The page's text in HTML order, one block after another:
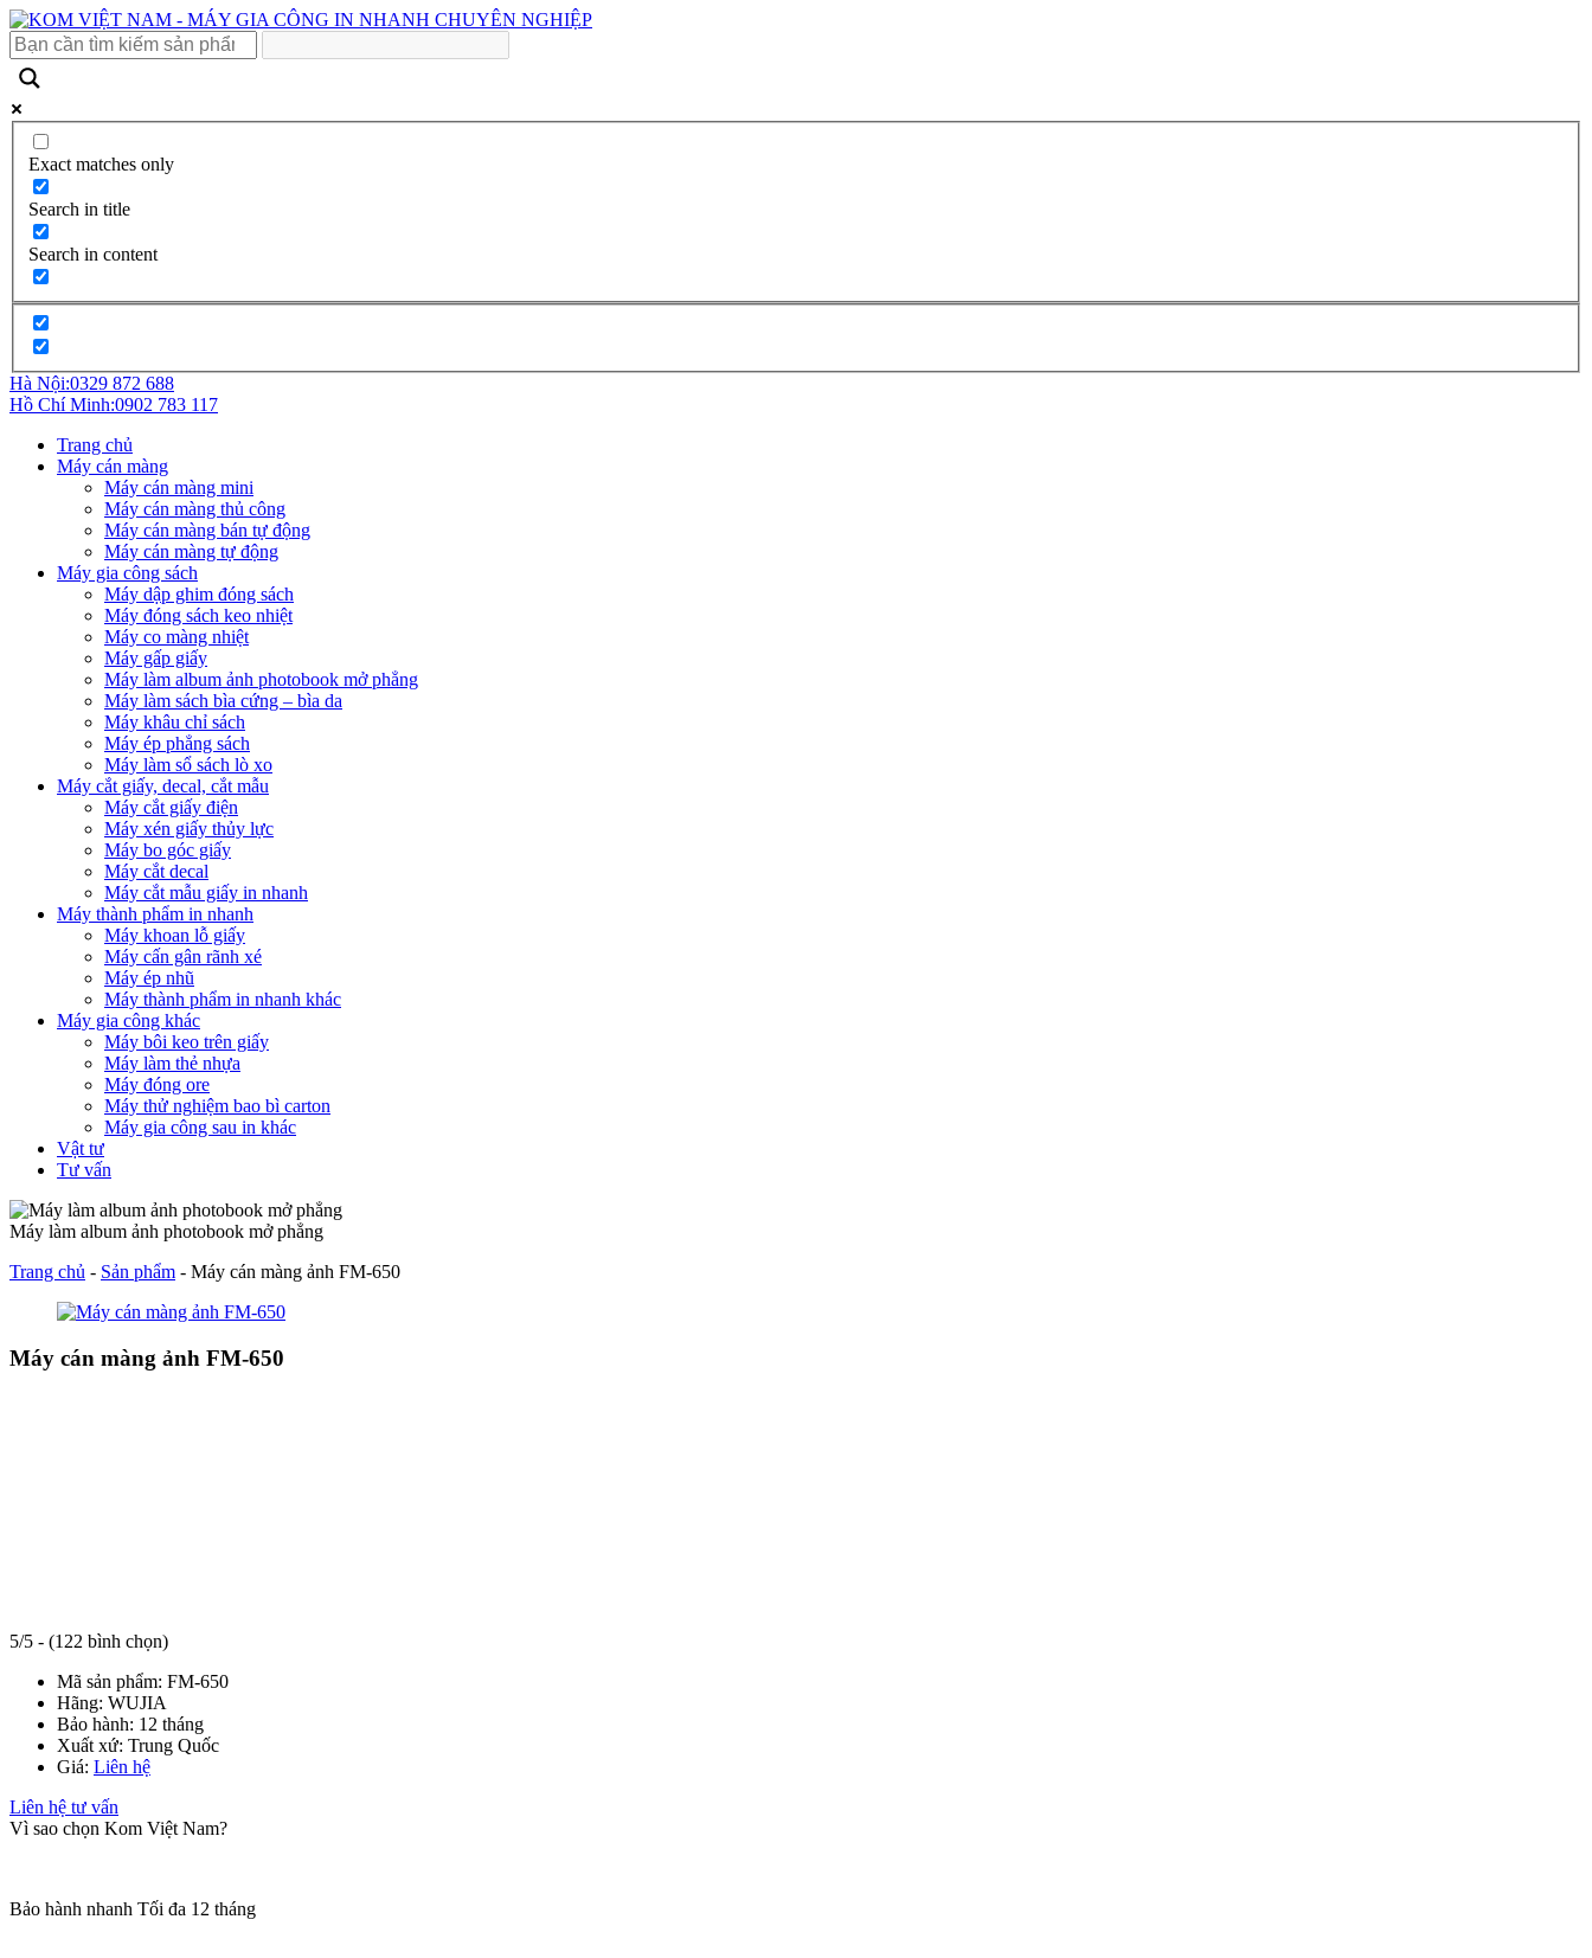
Exact matches only
Search in title
Search in content
Hà Nội:0329 872 688
Hồ Chí Minh:0902 783 117
Trang chủ
Máy cán màng
Máy cán màng mini
Máy cán màng thủ công
Máy cán màng bán tự động
Máy cán màng tự động
Máy gia công sách
Máy dập ghim đóng sách
Máy đóng sách keo nhiệt
Máy co màng nhiệt
Máy gấp giấy
Máy làm album ảnh photobook mở phẳng
Máy làm sách bìa cứng – bìa da
Máy khâu chỉ sách
Máy ép phẳng sách
Máy làm sổ sách lò xo
Máy cắt giấy, decal, cắt mẫu
Máy cắt giấy điện
Máy xén giấy thủy lực
Máy bo góc giấy
Máy cắt decal
Máy cắt mẫu giấy in nhanh
Máy thành phẩm in nhanh
Máy khoan lỗ giấy
Máy cấn gân rãnh xé
Máy ép nhũ
Máy thành phẩm in nhanh khác
Máy gia công khác
Máy bôi keo trên giấy
Máy làm thẻ nhựa
Máy đóng ore
Máy thử nghiệm bao bì carton
Máy gia công sau in khác
Vật tư
Tư vấn
Máy làm album ảnh photobook mở phẳng
Trang chủ - Sản phẩm - Máy cán màng ảnh FM-650
Máy cán màng ảnh FM-650
5/5 - (122 bình chọn)
Mã sản phẩm: FM-650
Hãng: WUJIA
Bảo hành: 12 tháng
Xuất xứ: Trung Quốc
Giá: Liên hệ
Liên hệ tư vấn
Vì sao chọn Kom Việt Nam?
Bảo hành nhanh Tối đa 12 tháng